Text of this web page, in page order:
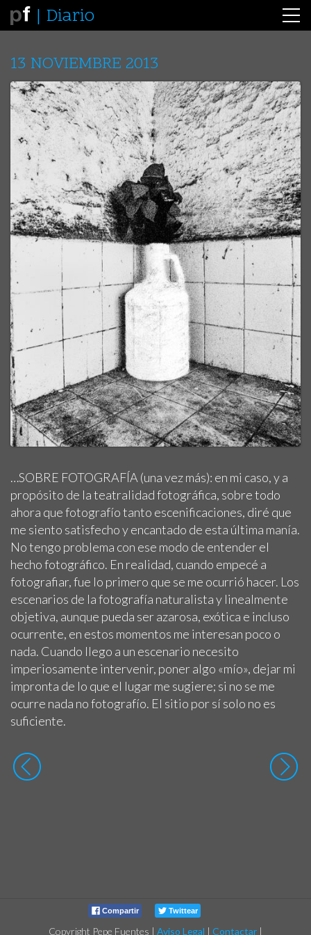
Diario
13 NOVIEMBRE 2013
…SOBRE FOTOGRAFÍA (una vez más): en mi caso, y a
propósito de la teatralidad fotográfica, sobre todo
ahora que fotografío tanto escenificaciones, diré que
me siento satisfecho y encantado de esta última manía.
No tengo problema con ese modo de entender el
hecho fotográfico. En realidad, cuando empecé a
fotografiar, fue lo primero que se me ocurrió hacer. Los
escenarios de la fotografía naturalista y linealmente
objetiva, aunque pueda ser azarosa, exótica e incluso
ocurrente, en estos momentos me interesan poco o
nada. Cuando llego a un escenario necesito
imperiosamente intervenir, poner algo «mío», dejar mi
impronta de lo que el lugar me sugiere; si no se me
ocurre nada no fotografío. El sitio por sí solo no es
suficiente.
Compartir Twittear
Copyright Pepe Fuentes | Aviso Legal | Contactar |